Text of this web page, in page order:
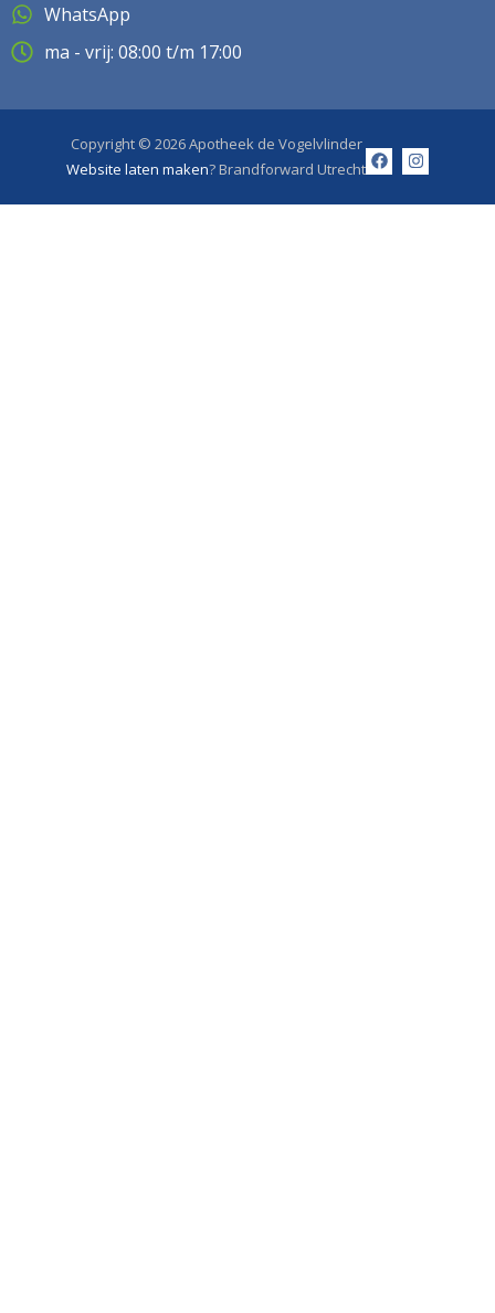
WhatsApp
ma - vrij: 08:00 t/m 17:00
Copyright © 2026 Apotheek de Vogelvlinder
Website laten maken? Brandforward Utrecht